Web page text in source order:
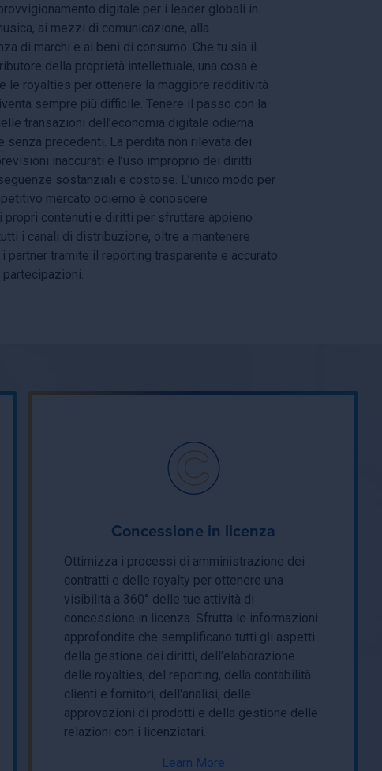
digitale per i leader globali in
ai mezzi di comunicazione, alla
di marchi e ai beni di consumo. Che tu sia il
della proprietà intellettuale, una cosa è
le royalties per ottenere la maggiore redditività
sempre più difficile. Tenere il passo con la
transazioni dell’economia digitale odierna
senza precedenti. La perdita non rilevata dei
inaccurati e l’uso improprio dei diritti
sostanziali e costose. L’unico modo per
mercato odierno è conoscere
propri contenuti e diritti per sfruttare appieno
i canali di distribuzione, oltre a mantenere
partner tramite il reporting trasparente e accurato
Concessione in licenza
Ottimizza i processi di amministrazione dei
contratti e delle royalty per ottenere una
visibilità a 360° delle tue attività di
concessione in licenza. Sfrutta le informazioni
approfondite che semplificano tutti gli aspetti
della gestione dei diritti, dell'elaborazione
delle royalties, del reporting, della contabilità
clienti e fornitori, dell'analisi, delle
approvazioni di prodotti e della gestione delle
relazioni con i licenziatari.
Learn More